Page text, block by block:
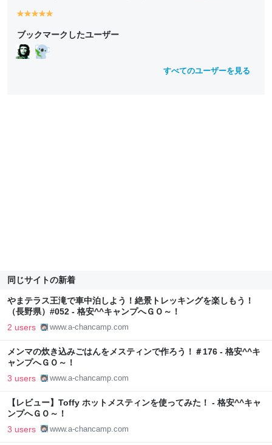
y
ll
o
w
y
ll
o
w
y
ll
o
w
y
ll
o
w
ll
o
ブックマークしたユーザー
すべてのユーザーを見る
同じサイトの新着
やまテラス王滝で車中泊しよう！絶景トレッキングを楽しもう！
（長野県）#052 - 格安^^キャンプへＧＯ～！
2 users www.a-chancamp.com
メンマの炊き込みごはんをメスティンで作ろう！＃176 - 格安^^キ
ャンプへＧＯ～！
3 users www.a-chancamp.com
【レビュー】Toffy ホットメスティンを使ってみた！ - 格安^^キャ
ンプへＧＯ～！
3 users www.a-chancamp.com